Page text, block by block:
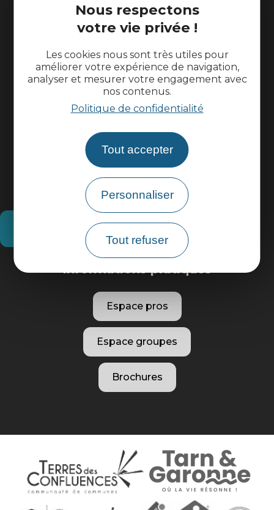
Nous respectons
votre vie privée !
Les cookies nous sont très utiles pour
améliorer votre expérience de navigation,
analyser et mesurer votre engagement avec
nos contenus.
Politique de confidentialité
Tout accepter
Personnaliser
Tout refuser
Suivez-nous
Comment venir ?
Espace pros
Espace groupes
Brochures